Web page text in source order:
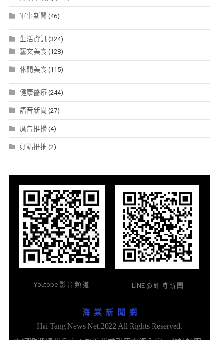
軍事新聞 (46)
生活資訊(324)
藝文美食(128)
休閒美食(115)
健康醫療(244)
語音新聞 (27)
廣告推播(4)
好站推推 (2)
Youtobe 影 音 頻 道 LINE @ 即 時 新 聞
海 棠 新 聞 網
Hai Tang News Net.2022 All Rights Reserved.